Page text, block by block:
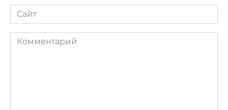
Сайт
Комментарий